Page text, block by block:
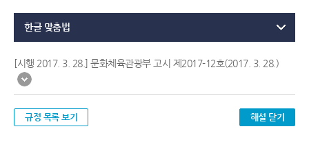
한글 맞춤법
[시행 2017. 3. 28.] 문화체육관광부 고시 제2017-12호(2017. 3. 28.)
규정 목록 보기 해설 닫기